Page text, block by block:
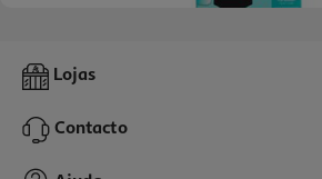
Cuecas Menstruais Auchan Preto Fluxo
21,09 €
Lojas
Contacto